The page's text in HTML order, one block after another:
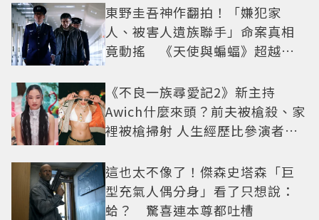
東野圭吾神作翻拍！「嫌犯家
人、被害人遺族聯手」命案真相
竟動搖 《天使與蝙蝠》超越懸
《不良一族尋愛記2》新主持
Awich什麼來頭？前夫被槍殺、家
裡被槍掃射 人生經歷比參演者還
這也太不像了！傑森史塔森「巨
型充氣人偶分身」看了只想說：
蛤？ 驚喜連本尊都吐槽